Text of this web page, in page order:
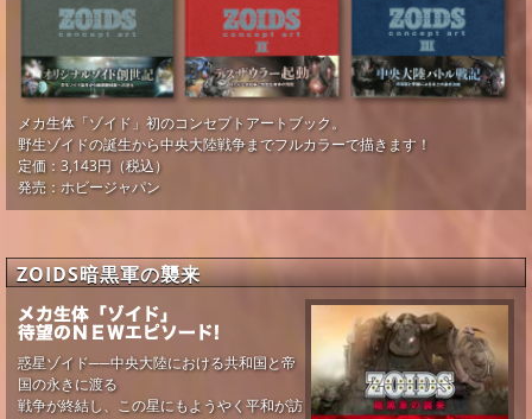
メカ生体「ゾイド」初のコンセプトアートブック。
野生ゾイドの誕生から中央大陸戦争までフルカラーで描きます！
定価：3,143円（税込）
発売：ホビージャパン
ZOIDS暗黒軍の襲来
惑星ゾイド──中央大陸における共和国と帝
国の永きに渡る
戦争が終結し、この星にもようやく平和が訪